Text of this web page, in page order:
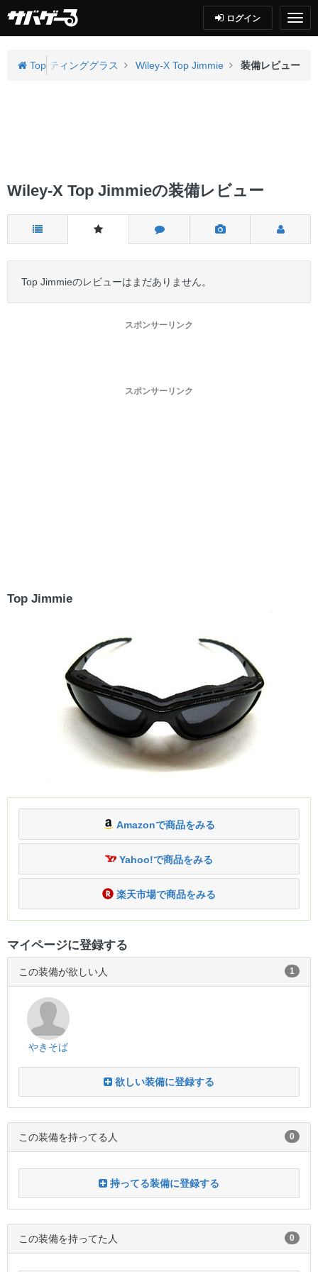
ログイン
Top
シューティンググラス Wiley-X Top Jimmie 装備レビュー
Wiley-X Top Jimmieの装備レビュー
Top Jimmieのレビューはまだありません。
スポンサーリンク
スポンサーリンク
Top Jimmie
Amazonで商品をみる
Yahoo!で商品をみる
楽天市場で商品をみる
マイページに登録する
この装備が欲しい人 1
やきそば
欲しい装備に登録する
この装備を持ってる人 0
持ってる装備に登録する
この装備を持ってた人 0